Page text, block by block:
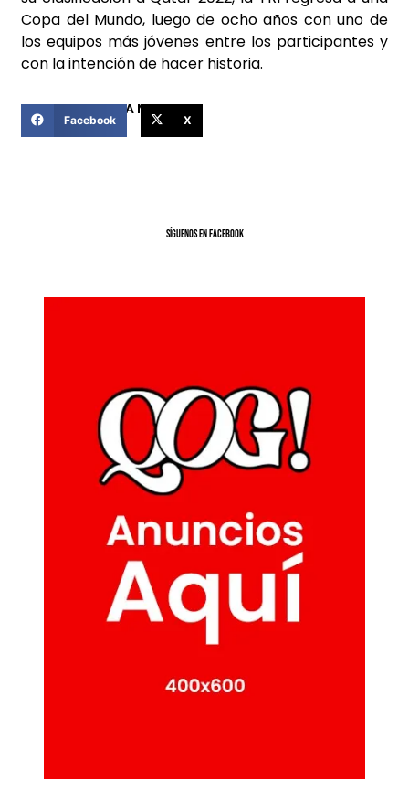
Copa del Mundo, luego de ocho años con uno de
los equipos más jóvenes entre los participantes y
con la intención de hacer historia.
COMPARTIR ESTA NOTICIA
Facebook X
SíGUENOS EN FACEBOOK